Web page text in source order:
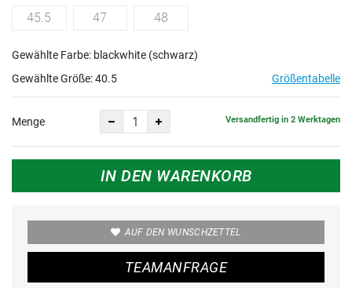
45.5 47 48
Gewählte Farbe: blackwhite (schwarz)
Gewählte Größe:40.5 Größentabelle
Menge Versandfertig in 2 Werktagen
IN DEN WARENKORB
AUF DEN WUNSCHZETTEL
TEAMANFRAGE